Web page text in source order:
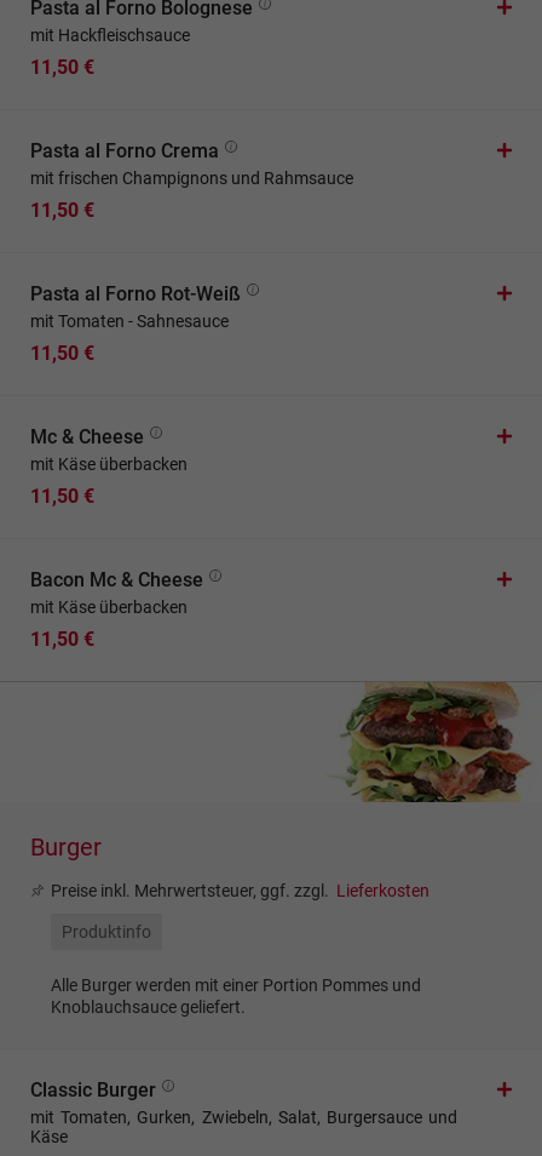
Pasta al Forno Bolognese
mit Hackfleischsauce
11,50 €
Pasta al Forno Crema
mit frischen Champignons und Rahmsauce
11,50 €
Pasta al Forno Rot-Weiß
mit Tomaten - Sahnesauce
11,50 €
Mc & Cheese
mit Käse überbacken
11,50 €
Bacon Mc & Cheese
mit Käse überbacken
11,50 €
Burger
Preise inkl. Mehrwertsteuer, ggf. zzgl. Lieferkosten
Produktinfo
Alle Burger werden mit einer Portion Pommes und
Knoblauchsauce geliefert.
Classic Burger
mit Tomaten, Gurken, Zwiebeln, Salat, Burgersauce und
Käse